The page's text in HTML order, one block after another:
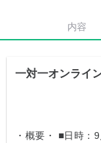
内容
一対一オンライ
・概要・ ■日時：